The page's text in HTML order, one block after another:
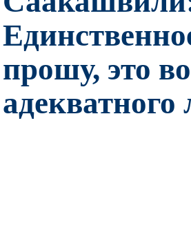
прошу, это
адекватного